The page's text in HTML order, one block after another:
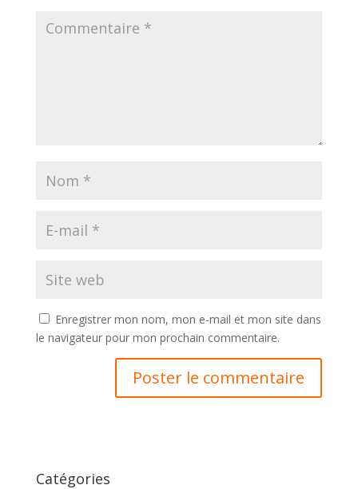
Enregistrer mon nom, mon e-mail et mon site dans
le navigateur pour mon prochain commentaire.
Catégories